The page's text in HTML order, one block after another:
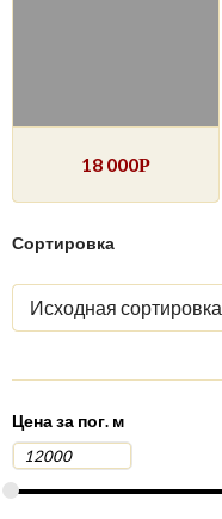
18 000Р
Сортировка
Исходная сортировка
Цена за пог. м